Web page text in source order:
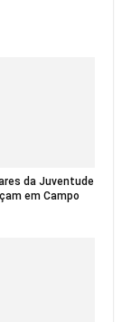
da Juventude
em Campo